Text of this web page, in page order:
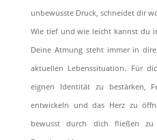
unbewusste Druck, schneidet dir
Wie tief und wie leicht kannst du
Deine Atmung steht immer in
aktuellen Lebenssituation. Für
eignen Identität zu bestärken,
entwickeln und das Herz zu
bewusst durch dich ﬂießen